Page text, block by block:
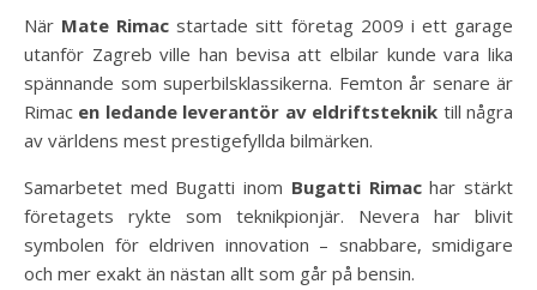
När Mate Rimac startade sitt företag 2009 i ett garage
utanför Zagreb ville han bevisa att elbilar kunde vara lika
spännande som superbilsklassikerna. Femton år senare är
Rimac en ledande leverantör av eldriftsteknik till några
av världens mest prestigefyllda bilmärken.
Samarbetet med Bugatti inom Bugatti Rimachar stärkt
företagets rykte som teknikpionjär. Nevera har blivit
symbolen för eldriven innovation – snabbare, smidigare
och mer exakt än nästan allt som går på bensin.